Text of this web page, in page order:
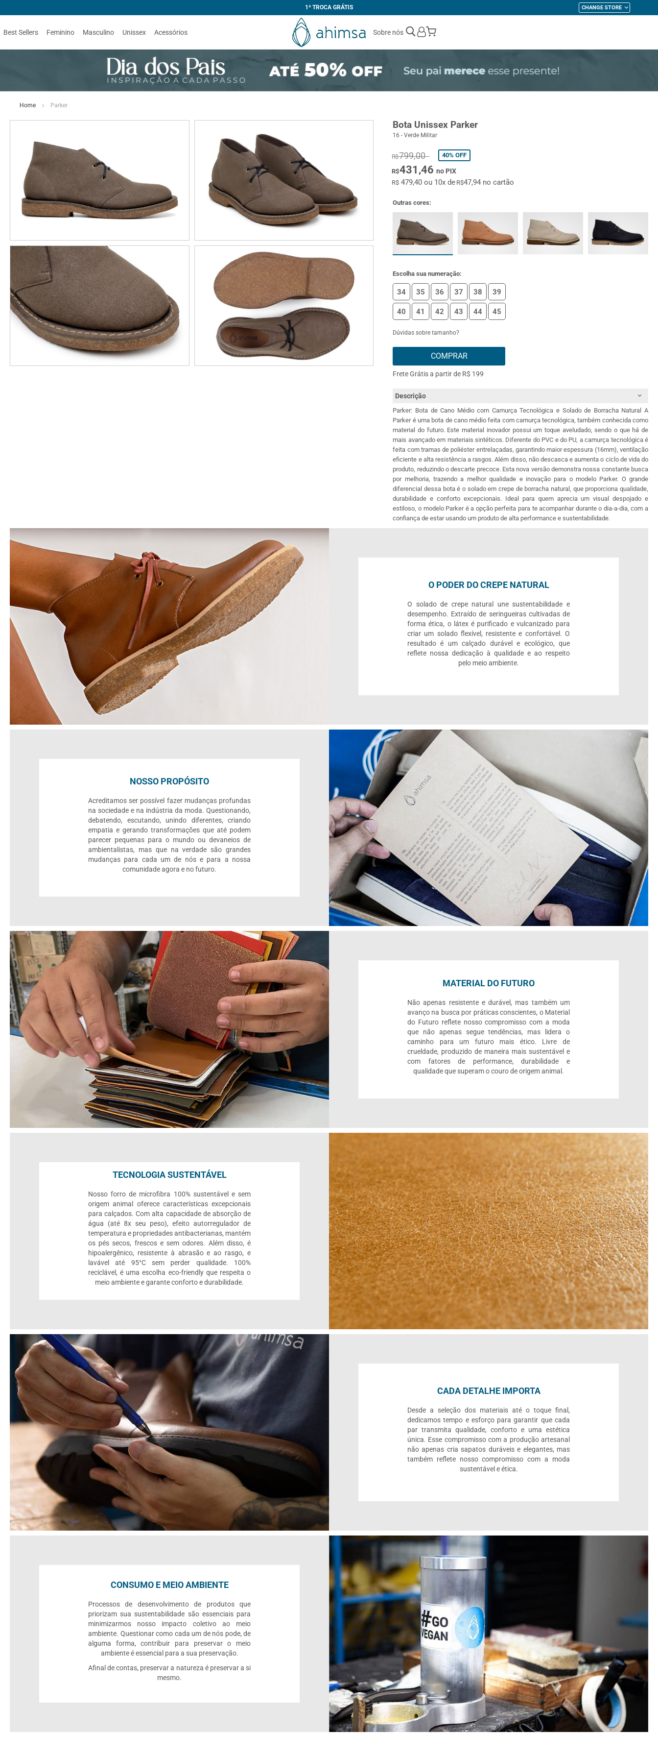
1ª TROCA GRÁTIS CHANGE STORE
Best Sellers Feminino Masculino Unissex Acessórios Sobre nós
My Cart
Home Parker
Bota Unissex Parker
16 - Verde Militar
R$799,00 40% OFF
R$431,46no PIX
R$ 479,40 ou 10x deR$47,94 no cartão
Outras cores:
Escolha sua numeração:
34 35 36 37 38 39
40 41 42 43 44 45
Dúvidas sobre tamanho?
COMPRAR
Frete Grátis a partir de R$ 199
Descrição
Parker: Bota de Cano Médio com Camurça Tecnológica e Solado de Borracha Natural A
Parker é uma bota de cano médio feita com camurça tecnológica, também conhecida como
material do futuro. Este material inovador possui um toque aveludado, sendo o que há de
mais avançado em materiais sintéticos. Diferente do PVC e do PU, a camurça tecnológica é
feita com tramas de poliéster entrelaçadas, garantindo maior espessura (16mm), ventilação
eficiente e alta resistência a rasgos. Além disso, não descasca e aumenta o ciclo de vida do
produto, reduzindo o descarte precoce. Esta nova versão demonstra nossa constante busca
por melhoria, trazendo a melhor qualidade e inovação para o modelo Parker. O grande
diferencial dessa bota é o solado em crepe de borracha natural, que proporciona qualidade,
durabilidade e conforto excepcionais. Ideal para quem aprecia um visual despojado e
estiloso, o modelo Parker é a opção perfeita para te acompanhar durante o dia-a-dia, com a
confiança de estar usando um produto de alta performance e sustentabilidade.
O PODER DO CREPE NATURAL
O solado de crepe natural une sustentabilidade e
desempenho. Extraído de seringueiras cultivadas de
forma ética, o látex é purificado e vulcanizado para
criar um solado flexível, resistente e confortável. O
resultado é um calçado durável e ecológico, que
reflete nossa dedicação à qualidade e ao respeito
pelo meio ambiente.
NOSSO PROPÓSITO
Acreditamos ser possível fazer mudanças profundas
na sociedade e na indústria da moda. Questionando,
debatendo, escutando, unindo diferentes, criando
empatia e gerando transformações que até podem
parecer pequenas para o mundo ou devaneios de
ambientalistas, mas que na verdade são grandes
mudanças para cada um de nós e para a nossa
comunidade agora e no futuro.
MATERIAL DO FUTURO
Não apenas resistente e durável, mas também um
avanço na busca por práticas conscientes, o Material
do Futuro reflete nosso compromisso com a moda
que não apenas segue tendências, mas lidera o
caminho para um futuro mais ético. Livre de
crueldade, produzido de maneira mais sustentável e
com fatores de performance, durabilidade e
qualidade que superam o couro de origem animal.
TECNOLOGIA SUSTENTÁVEL
Nosso forro de microfibra 100% sustentável e sem
origem animal oferece características excepcionais
para calçados. Com alta capacidade de absorção de
água (até 8x seu peso), efeito autorregulador de
temperatura e propriedades antibacterianas, mantém
os pés secos, frescos e sem odores. Além disso, é
hipoalergênico, resistente à abrasão e ao rasgo, e
lavável até 95°C sem perder qualidade. 100%
reciclável, é uma escolha eco-friendly que respeita o
meio ambiente e garante conforto e durabilidade.
CADA DETALHE IMPORTA
Desde a seleção dos materiais até o toque final,
dedicamos tempo e esforço para garantir que cada
par transmita qualidade, conforto e uma estética
única. Esse compromisso com a produção artesanal
não apenas cria sapatos duráveis e elegantes, mas
também reflete nosso compromisso com a moda
sustentável e ética.
CONSUMO E MEIO AMBIENTE
Processos de desenvolvimento de produtos que
priorizam sua sustentabilidade são essenciais para
minimizarmos nosso impacto coletivo ao meio
ambiente. Questionar como cada um de nós pode, de
alguma forma, contribuir para preservar o meio
ambiente é essencial para a sua preservação.
Afinal de contas, preservar a natureza é preservar a si
mesmo.